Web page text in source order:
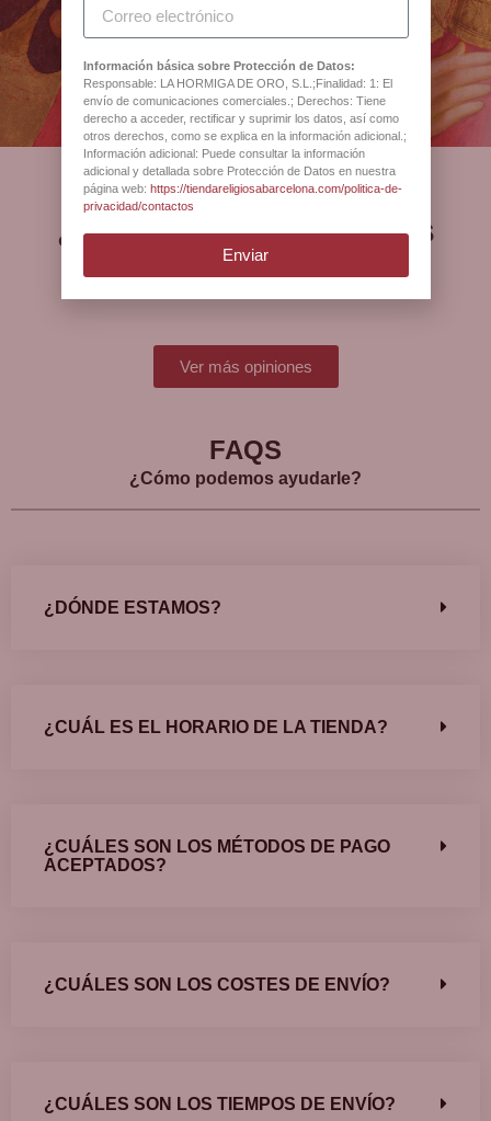
Antigua Botiga Catedral
Barcelona
¿Qué opinan nuestros
clientes?
Ver más opiniones
FAQS
¿Cómo podemos ayudarle?
¿DÓNDE ESTAMOS?
¿CUÁL ES EL HORARIO DE LA TIENDA?
¿CUÁLES SON LOS MÉTODOS DE PAGO
ACEPTADOS?
¿CUÁLES SON LOS COSTES DE ENVÍO?
¿CUÁLES SON LOS TIEMPOS DE ENVÍO?
Información básica sobre Protección de Datos:
Responsable: LA HORMIGA DE ORO, S.L.;Finalidad: 1: El
envío de comunicaciones comerciales.; Derechos: Tiene
derecho a acceder, rectificar y suprimir los datos, así como
otros derechos, como se explica en la información adicional.;
Información adicional: Puede consultar la información
adicional y detallada sobre Protección de Datos en nuestra
página web: https://tiendareligiosabarcelona.com/politica-de-
privacidad/contactos
Enviar